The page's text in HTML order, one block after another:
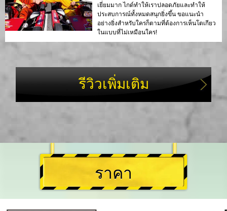
เยี่ยมมาก ไกด์ทำให้เราปลอดภัยและทำให้
ประสบการณ์ทั้งหมดสนุกยิ่งขึ้น ขอแนะนำ
อย่างยิ่งสำหรับใครก็ตามที่ต้องการเห็นโตเกียว
ในแบบที่ไม่เหมือนใคร!
รีวิวเพิ่มเติม
ราคา